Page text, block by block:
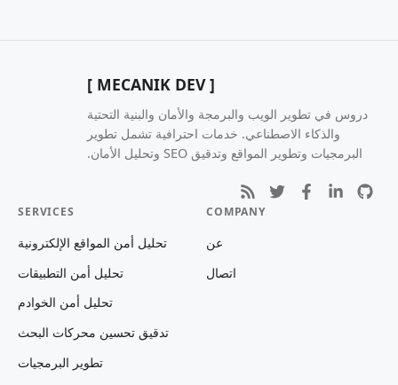
[ MECANIK DEV ]
دروس في تطوير الويب والبرمجة والأمان والبنية التحتية
والذكاء الاصطناعي. خدمات احترافية تشمل تطوير
البرمجيات وتطوير المواقع وتدقيق SEO وتحليل الأمان.
COMPANY
عن
اتصال
SERVICES
تحليل أمن المواقع الإلكترونية
تحليل أمن التطبيقات
تحليل أمن الخوادم
تدقيق تحسين محركات البحث
تطوير البرمجيات